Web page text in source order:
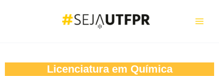
Licenciatura em Química